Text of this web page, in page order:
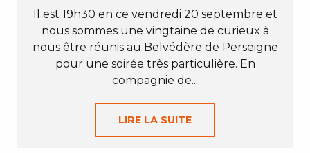
Il est 19h30 en ce vendredi 20 septembre et
nous sommes une vingtaine de curieux à
nous être réunis au Belvédère de Perseigne
pour une soirée très particulière. En
compagnie de...
LIRE LA SUITE